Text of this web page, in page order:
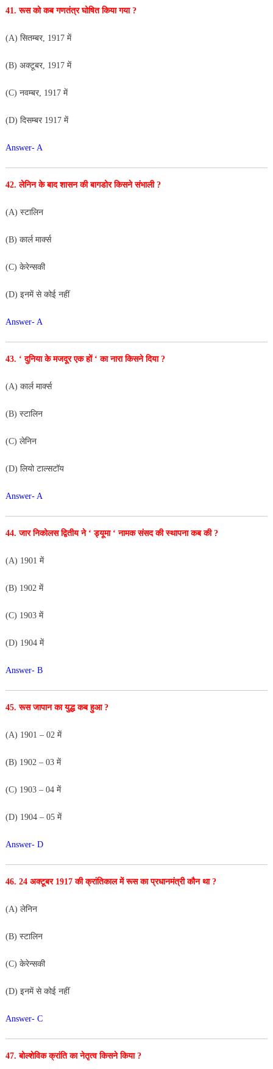
41. रूस को कब गणतंत्र घोषित किया गया ?
(A) सितम्बर, 1917 में
(B) अक्टूबर, 1917 में
(C) नवम्बर, 1917 में
(D) दिसम्बर 1917 में
Answer- A
42. लेनिन के बाद शासन की बागडोर किसने संभाली ?
(A) स्टालिन
(B) कार्ल मार्क्स
(C) केरेन्सकी
(D) इनमें से कोई नहीं
Answer- A
43. ‘ दुनिया के मजदूर एक हों ‘ का नारा किसने दिया ?
(A) कार्ल मार्क्स
(B) स्टालिन
(C) लेनिन
(D) लियो टाल्सटॉय
Answer- A
44. जार निकोलस द्वितीय ने ‘ ड्यूमा ‘ नामक संसद की स्थापना कबकी ?
(A) 1901 में
(B) 1902 में
(C) 1903 में
(D) 1904 में
Answer- B
45. रूस जापान का युद्ध कब हुआ ?
(A) 1901 – 02 में
(B) 1902 – 03 में
(C) 1903 – 04 में
(D) 1904 – 05 में
Answer- D
46. 24 अक्टूबर 1917 की क्रांतिकाल में रूस का प्रधानमंत्री कौन था ?
(A) लेनिन
(B) स्टालिन
(C) केरेन्सकी
(D) इनमें से कोई नहीं
Answer- C
47. बोल्शेविक क्रांति का नेतृत्व किसने किया ?